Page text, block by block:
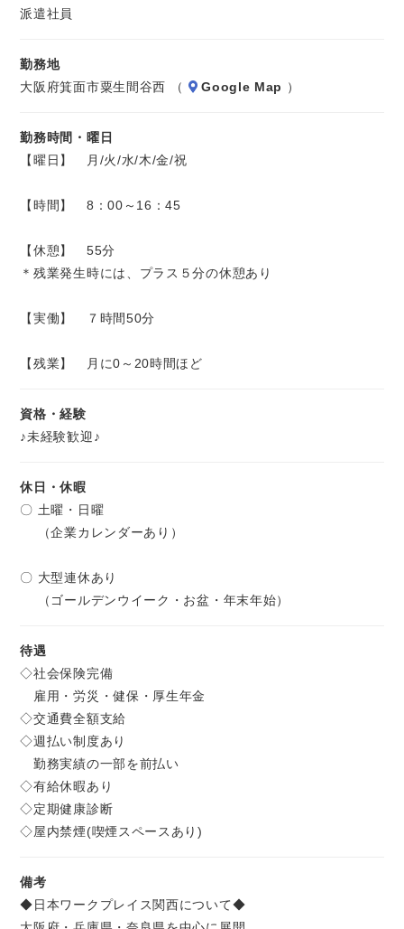
派遣社員
勤務地
大阪府箕面市粟生間谷西 （
Google Map ）
勤務時間・曜日
【曜日】 月/火/水/木/金/祝
【時間】 8：00～16：45
【休憩】 55分
＊残業発生時には、プラス５分の休憩あり
【実働】 ７時間50分
【残業】 月に0～20時間ほど
資格・経験
♪未経験歓迎♪
休日・休暇
〇 土曜・日曜
（企業カレンダーあり）
〇 大型連休あり
（ゴールデンウイーク・お盆・年末年始）
待遇
◇社会保険完備
雇用・労災・健保・厚生年金
◇交通費全額支給
◇週払い制度あり
勤務実績の一部を前払い
◇有給休暇あり
◇定期健康診断
◇屋内禁煙(喫煙スペースあり)
備考
◆日本ワークプレイス関西について◆